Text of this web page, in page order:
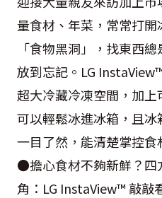
量食材、年菜，常常打
「食物黑洞」，找東西
放到忘記。LG
超大冷藏冷凍空間，加
可以輕鬆冰進冰箱，且
一目了然，能清楚掌控食
●擔心食材不夠新鮮？四
角：LG InstaView™ 敲敲